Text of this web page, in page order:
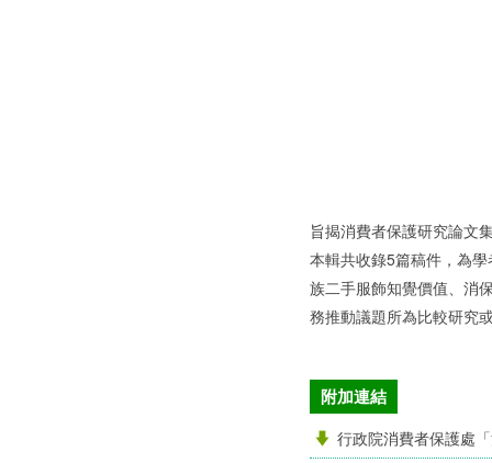
旨揭消費者保護研究論文
本輯共收錄5篇稿件，為
族二手服飾知覺價值、消
務推動議題所為比較研究
附加連結
行政院消費者保護處